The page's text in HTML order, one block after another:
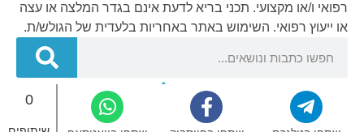
0
רפואי ו/או מקצועי. תכני בריא לדעת אינם בגדר המלצה או עצה
או ייעוץ רפואי. השימוש באתר באחריות בלעדית של הגולש/ת.
בריא לדעת – אתר הבריאות של ישראל © 2024